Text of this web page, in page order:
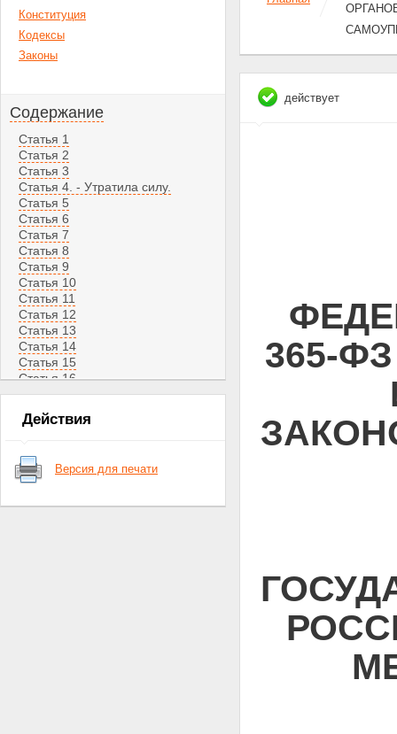
Конституция
Кодексы
Законы
Содержание
Статья 1
Статья 2
Статья 3
Статья 4. - Утратила силу.
Статья 5
Статья 6
Статья 7
Статья 8
Статья 9
Статья 10
Статья 11
Статья 12
Статья 13
Статья 14
Статья 15
Статья 16
Статья 17
Статья 18
Статья 19
Действия
Версия для печати
действует
365-